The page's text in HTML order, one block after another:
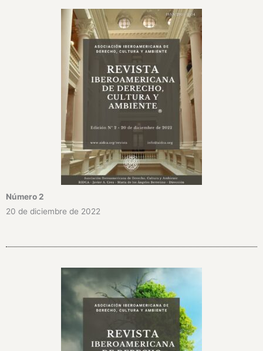
Número 2
20 de diciembre de 2022